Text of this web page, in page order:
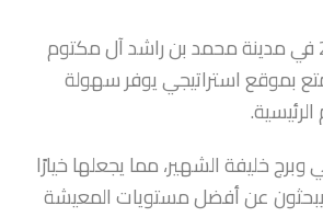
تقع شوبا هارتلاند 2 في مدينة محمد بن راشد آل مكتوم
بموقع استراتيجي يوفر سهولة
خليفة الشهير، مما يجعلها خيارًا
يبحثون عن أفضل مستويات المعيشة